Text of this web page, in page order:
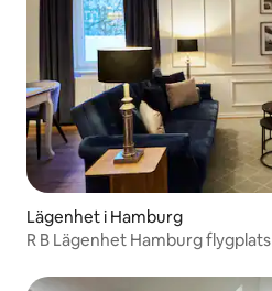
Lägenhet i Hamburg
R B Lägenhet Hamburg flygplats